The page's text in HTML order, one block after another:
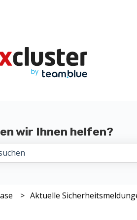
für Übersetzungen
wir Ihnen helfen?
Aktuelle